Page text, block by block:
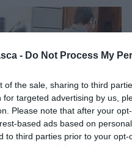
- Do Not Process My
of the sale, sharing to third
for targeted advertising by us,
Please note that after your
based ads based on
to third parties prior to your